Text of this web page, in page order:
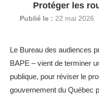
Protéger les
Publié le : 22 mai 2026
Le Bureau des audiences
BAPE – vient de terminer
publique, pour réviser le
gouvernement du Québec